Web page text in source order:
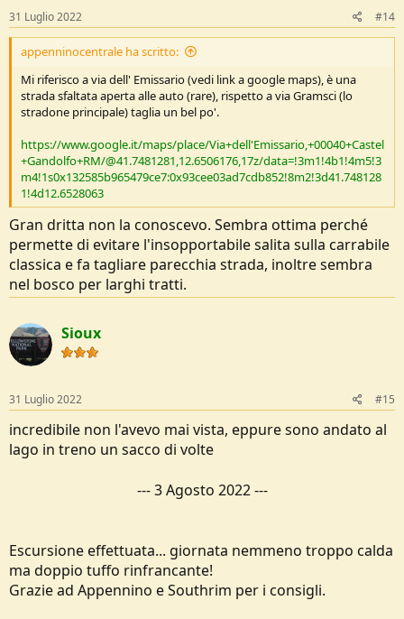
s
:
31 Luglio 2022 #14
appenninocentrale ha scritto:
Mi riferisco a via dell' Emissario (vedi link a google maps), è una
strada sfaltata aperta alle auto (rare), rispetto a via Gramsci (lo
stradone principale) taglia un bel po'.
https://www.google.it/maps/place/Via+dell'Emissario,+00040+Castel
+Gandolfo+RM/@41.7481281,12.6506176,17z/data=!3m1!4b1!4m5!3
m4!1s0x132585b965479ce7:0x93cee03ad7cdb852!8m2!3d41.748128
1!4d12.6528063
Gran dritta non la conoscevo. Sembra ottima perché
permette di evitare l'insopportabile salita sulla carrabile
classica e fa tagliare parecchia strada, inoltre sembra
nel bosco per larghi tratti.
Sioux
31 Luglio 2022 #15
incredibile non l'avevo mai vista, eppure sono andato al
lago in treno un sacco di volte
---3 Agosto 2022---
Escursione effettuata... giornata nemmeno troppo calda
ma doppio tuffo rinfrancante!
Grazie ad Appennino e Southrim per i consigli.